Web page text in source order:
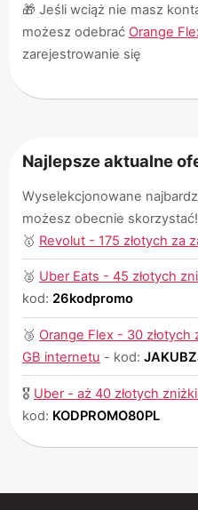
🎁 Jeśli wciąż nie masz
możesz odebrać Orange
zarejestrowanie się
Najlepsze aktualne
Wyselekcjonowane
możesz obecnie skorzystać!
🥇 Revolut - 175 złotych za
🥈 Uber Eats - 45 złotych
kod: 26kodpromo
🥉 Orange Flex - 30
GB internetu - kod:
🎖 Uber - aż 40 złotych
kod: KODPROMO80PL